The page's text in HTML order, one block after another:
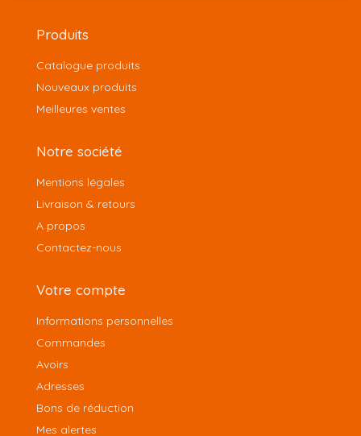
Produits
Catalogue produits
Nouveaux produits
Meilleures ventes
Notre société
Mentions légales
Livraison & retours
A propos
Contactez-nous
Votre compte
Informations personnelles
Commandes
Avoirs
Adresses
Bons de réduction
Mes alertes